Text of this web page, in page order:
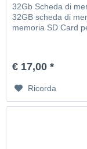
32Gb Scheda di
32GB scheda di
memoria SD Card
€ 17,00 *
Ricorda